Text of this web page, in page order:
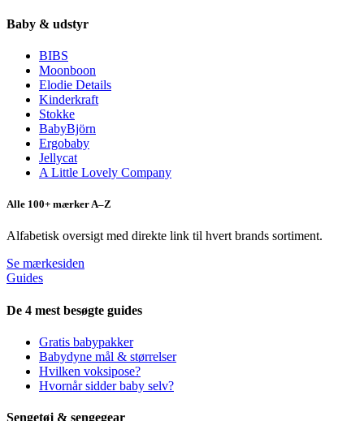
Baby & udstyr
BIBS
Moonboon
Elodie Details
Kinderkraft
Stokke
BabyBjörn
Ergobaby
Jellycat
A Little Lovely Company
Alle 100+ mærker A–Z
Alfabetisk oversigt med direkte link til hvert brands sortiment.
Se mærkesiden
Guides
De 4 mest besøgte guides
Gratis babypakker
Babydyne mål & størrelser
Hvilken voksipose?
Hvornår sidder baby selv?
Sengetøj & sengegear